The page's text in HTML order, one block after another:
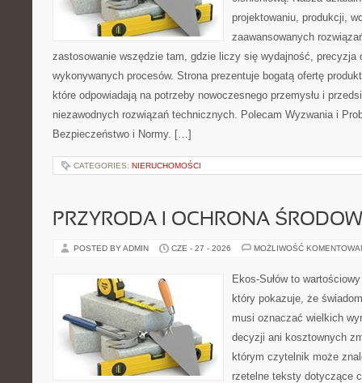
projektowaniu, produkcji,
zaawansowanych
zastosowanie wszędzie tam, gdzie liczy się wydajność, precyzja
wykonywanych procesów. Strona prezentuje bogatą ofertę
które odpowiadają na potrzeby nowoczesnego przemysłu i
niezawodnych rozwiązań technicznych. Polecam Wyzwania i
Bezpieczeństwo i Normy. […]
CATEGORIES: NIERUCHOMOŚCI
PRZYRODA I OCHRONA
POSTED BY ADMIN CZE - 27 - 2026 MOŻLIWOŚĆ
Ekos-Sułów to
który pokazuje, że
musi oznaczać wielkich
decyzji ani kosztownych
którym czytelnik może
rzetelne teksty dotyczące